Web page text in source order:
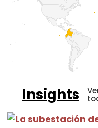
Insights